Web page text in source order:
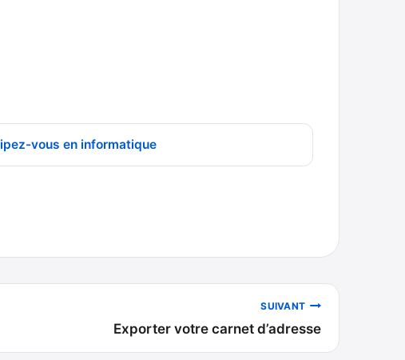
vous en informatique
SUIVANT
Exporter votre carnet d’adresse